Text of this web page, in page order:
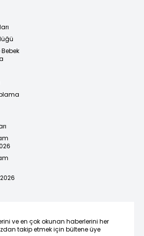
ve en çok okunan haberlerini her
takip etmek için bültene üye